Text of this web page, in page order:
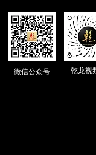
微信公众号 乾龙视